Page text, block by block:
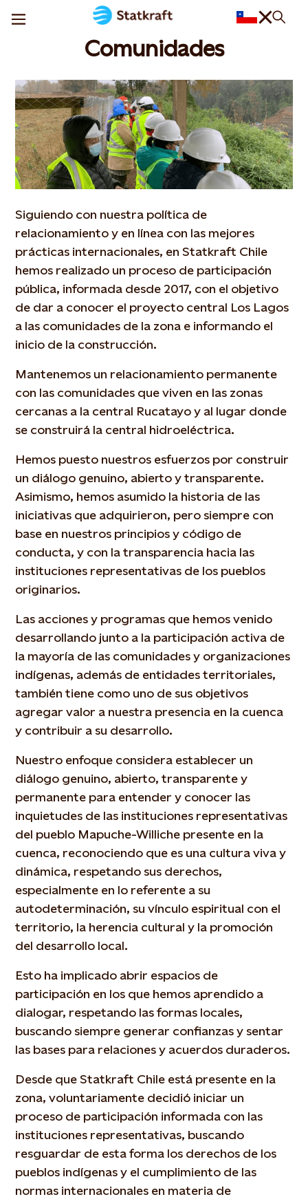
Comunidades
Siguiendo con nuestra política de
relacionamiento y en línea con las mejores
prácticas internacionales, en Statkraft Chile
hemos realizado un proceso de participación
pública, informada desde 2017, con el objetivo
de dar a conocer el proyecto central Los Lagos
a las comunidades de la zona e informando el
inicio de la construcción.
Mantenemos un relacionamiento permanente
con las comunidades que viven en las zonas
cercanas a la central Rucatayo y al lugar donde
se construirá la central hidroeléctrica.
Hemos puesto nuestros esfuerzos por construir
un diálogo genuino, abierto y transparente.
Asimismo, hemos asumido la historia de las
iniciativas que adquirieron, pero siempre con
base en nuestros principios y código de
conducta, y con la transparencia hacia las
instituciones representativas de los pueblos
originarios.
Las acciones y programas que hemos venido
desarrollando junto a la participación activa de
la mayoría de las comunidades y organizaciones
indígenas, además de entidades territoriales,
también tiene como uno de sus objetivos
agregar valor a nuestra presencia en la cuenca
y contribuir a su desarrollo.
Nuestro enfoque considera establecer un
diálogo genuino, abierto, transparente y
permanente para entender y conocer las
inquietudes de las instituciones representativas
del pueblo Mapuche-Williche presente en la
cuenca, reconociendo que es una cultura viva y
dinámica, respetando sus derechos,
especialmente en lo referente a su
autodeterminación, su vínculo espiritual con el
territorio, la herencia cultural y la promoción
del desarrollo local.
Esto ha implicado abrir espacios de
participación en los que hemos aprendido a
dialogar, respetando las formas locales,
buscando siempre generar confianzas y sentar
las bases para relaciones y acuerdos duraderos.
Desde que Statkraft Chile está presente en la
zona, voluntariamente decidió iniciar un
proceso de participación informada con las
instituciones representativas, buscando
resguardar de esta forma los derechos de los
pueblos indígenas y el cumplimiento de las
normas internacionales en materia de